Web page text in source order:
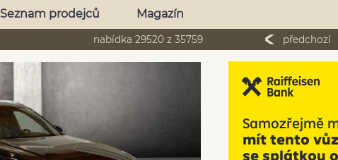
Seznam prodejců Magazín
nabídka 29520 z 35759 předchozí